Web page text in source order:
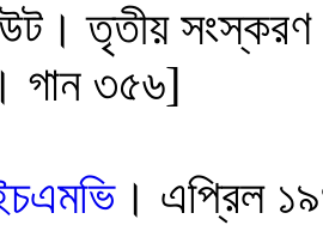
তৃতীয়
গান ৩৫৬]
। এপ্রিল